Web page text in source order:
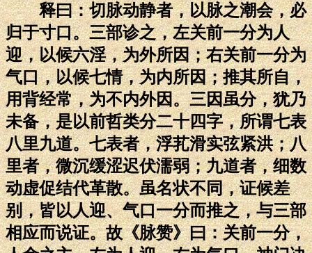
释曰：切脉动静者，以脉之潮会，必
归于寸口。三部诊之，左关前一分为人
迎，以候六淫，为外所因；右关前一分为
气口，以候七情，为内所因；推其所自，
用背经常，为不内外因。三因虽分，犹乃
未备，是以前哲类分二十四字，所谓七表
八里九道。七表者，浮芤滑实弦紧洪；八
里者，微沉缓涩迟伏濡弱；九道者，细数
动虚促结代革散。虽名状不同，证候差
别，皆以人迎、气口一分而推之，与三部
相应而说证。故《脉赞》曰：关前一分，